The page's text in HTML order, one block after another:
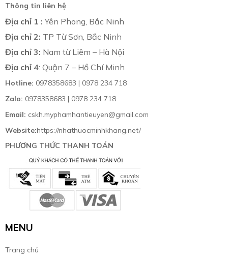
Thông tin liên hệ
Địa chỉ 1 :Yên Phong, Bắc Ninh
Địa chỉ 2: TP Từ Sơn, Bắc Ninh
Địa chỉ 3: Nam từ Liêm – Hà Nội
Địa chỉ 4: Quận 7 – Hồ Chí Minh
Hotline: 0978358683 | 0978 234 718
Zalo: 0978358683 | 0978 234 718
Email: cskh.myphamhantieuyen@gmail.com
Website:https://nhathuocminhkhang.net/
PHƯƠNG THỨC THANH TOÁN
MENU
Trang chủ